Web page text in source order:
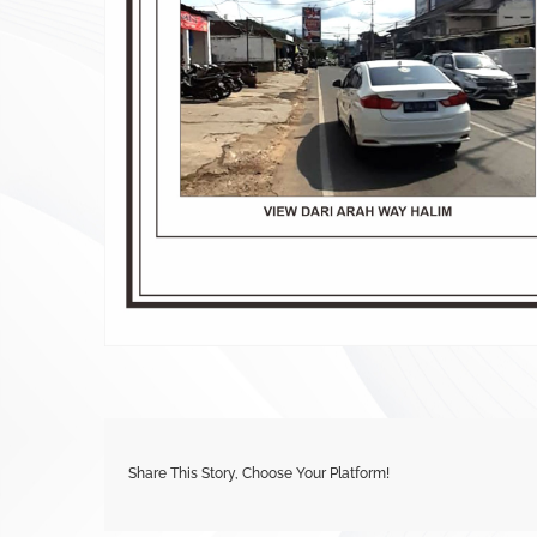
Share This Story, Choose Your Platform!